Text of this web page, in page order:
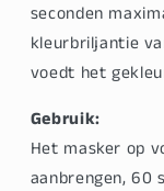
seconden
kleurbriljantie
voedt het
Gebruik:
Het masker op
aanbrengen, 60